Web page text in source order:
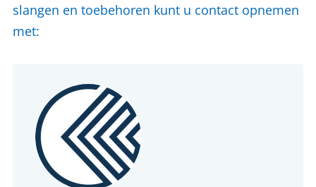
slangen en toebehoren kunt u contact opnemen
met: